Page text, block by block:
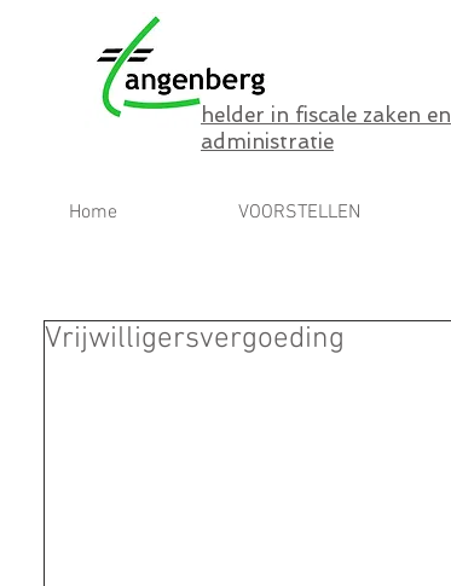
helder in fiscale zaken en
administratie
Home VOORSTELLEN
Vrijwilligersvergoeding